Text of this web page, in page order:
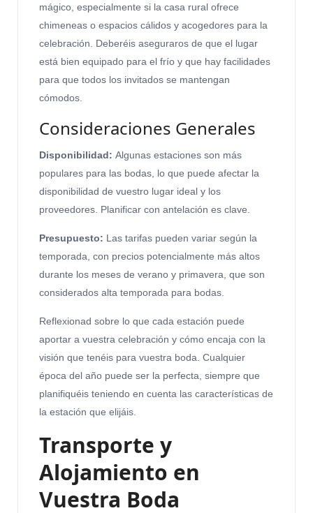
mágico, especialmente si la casa rural ofrece
chimeneas o espacios cálidos y acogedores para la
celebración. Deberéis aseguraros de que el lugar
está bien equipado para el frío y que hay facilidades
para que todos los invitados se mantengan
cómodos.
Consideraciones Generales
Disponibilidad: Algunas estaciones son más
populares para las bodas, lo que puede afectar la
disponibilidad de vuestro lugar ideal y los
proveedores. Planificar con antelación es clave.
Presupuesto: Las tarifas pueden variar según la
temporada, con precios potencialmente más altos
durante los meses de verano y primavera, que son
considerados alta temporada para bodas.
Reflexionad sobre lo que cada estación puede
aportar a vuestra celebración y cómo encaja con la
visión que tenéis para vuestra boda. Cualquier
época del año puede ser la perfecta, siempre que
planifiquéis teniendo en cuenta las características de
la estación que elijáis.
Transporte y
Alojamiento en
Vuestra Boda